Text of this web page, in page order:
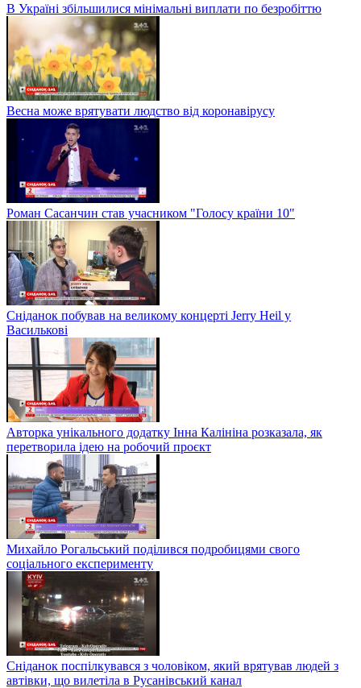
В Україні збільшилися мінімальні виплати по безробіттю
Весна може врятувати людство від коронавірусу
Роман Сасанчин став учасником "Голосу країни 10"
Сніданок побував на великому концерті Jerry Heil у
Василькові
Авторка унікального додатку Інна Калініна розказала, як
перетворила ідею на робочий проєкт
Михайло Рогальський поділився подробицями свого
соціального експерименту
Сніданок поспілкувався з чоловіком, який врятував людей з
автівки, що вилетіла в Русанівський канал